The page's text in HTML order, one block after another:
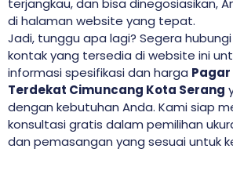
terjangkau, dan bisa dinegosiasikan,
di halaman website yang tepat.
Jadi, tunggu apa lagi? Segera
kontak yang tersedia di website ini
informasi spesifikasi dan harga Pagar
Terdekat Cimuncang Kota Serang
dengan kebutuhan Anda. Kami siap
konsultasi gratis dalam pemilihan
dan pemasangan yang sesuai untuk